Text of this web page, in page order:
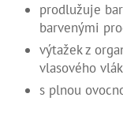
prodlužuje
barvenými
výtažek z
vlasového
s plnou